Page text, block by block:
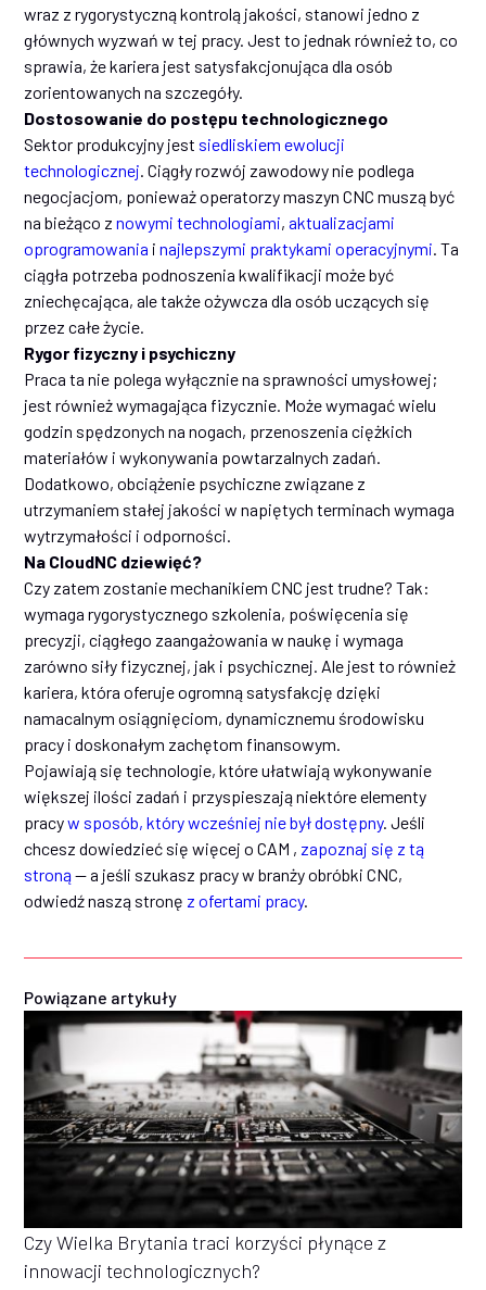
wraz z rygorystyczną kontrolą jakości, stanowi jedno z
głównych wyzwań w tej pracy. Jest to jednak również to, co
sprawia, że kariera jest satysfakcjonująca dla osób
zorientowanych na szczegóły.
Dostosowanie do postępu technologicznego
Sektor produkcyjny jest siedliskiem ewolucji
technologicznej. Ciągły rozwój zawodowy nie podlega
negocjacjom, ponieważ operatorzy maszyn CNC muszą być
na bieżąco znowymi technologiami, aktualizacjami
oprogramowania inajlepszymi praktykami operacyjnymi. Ta
ciągła potrzeba podnoszenia kwalifikacji może być
zniechęcająca, ale także ożywcza dla osób uczących się
przez całe życie.
Rygor fizyczny i psychiczny
Praca ta nie polega wyłącznie na sprawności umysłowej;
jest również wymagająca fizycznie. Może wymagać wielu
godzin spędzonych na nogach, przenoszenia ciężkich
materiałów i wykonywania powtarzalnych zadań.
Dodatkowo, obciążenie psychiczne związane z
utrzymaniem stałej jakości w napiętych terminach wymaga
wytrzymałości i odporności.
Na CloudNC dziewięć?
Czy zatem zostanie mechanikiem CNC jest trudne? Tak:
wymaga rygorystycznego szkolenia, poświęcenia się
precyzji, ciągłego zaangażowania w naukę i wymaga
zarówno siły fizycznej, jak i psychicznej. Ale jest to również
kariera, która oferuje ogromną satysfakcję dzięki
namacalnym osiągnięciom, dynamicznemu środowisku
pracy i doskonałym zachętom finansowym.
Pojawiają się technologie, które ułatwiają wykonywanie
większej ilości zadań i przyspieszają niektóre elementy
pracyw sposób, który wcześniej nie był dostępny. Jeśli
chcesz dowiedzieć się więcej o CAM , zapoznaj się z tą
stroną— a jeśli szukasz pracy w branży obróbki CNC,
odwiedź naszą stronę z ofertami pracy.
Powiązane artykuły
Czy Wielka Brytania traci korzyści płynące z
innowacji technologicznych?